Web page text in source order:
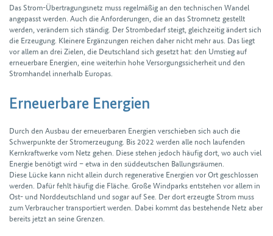
Das Strom-Übertragungs­netz muss regelmäßig an den technischen Wandel
angepasst werden. Auch die Anfor­derungen, die an das Stromnetz gestellt
werden, verändern sich ständig. Der Strom­bedarf steigt, gleichzeitig ändert sich
die Erzeugung. Kleinere Ergän­zungen reichen daher nicht mehr aus. Das liegt
vor allem an drei Zielen, die Deutsch­land sich gesetzt hat: den Umstieg auf
erneuer­bare Energien, eine weiter­hin hohe Versorgungs­sicherheit und den
Strom­handel innerhalb Europas.
Erneuerbare Energien
Durch den Ausbau der erneuer­baren Energien verschieben sich auch die
Schwer­punkte der Strom­erzeugung. Bis 2022 werden alle noch laufenden
Kern­kraftwerke vom Netz gehen. Diese stehen jedoch häufig dort, wo auch viel
Energie benötigt wird – etwa in den süd­deutschen Ballungs­räumen.
Diese Lücke kann nicht allein durch regen­erative Energien vor Ort geschlos­sen
werden. Dafür fehlt häufig die Fläche. Große Wind­parks entstehen vor allem in
Ost- und Nord­deutsch­land und sogar auf See. Der dort erzeugte Strom muss
zum Verbraucher transportiert werden. Dabei kommt das bestehende Netz aber
bereits jetzt an seine Grenzen.